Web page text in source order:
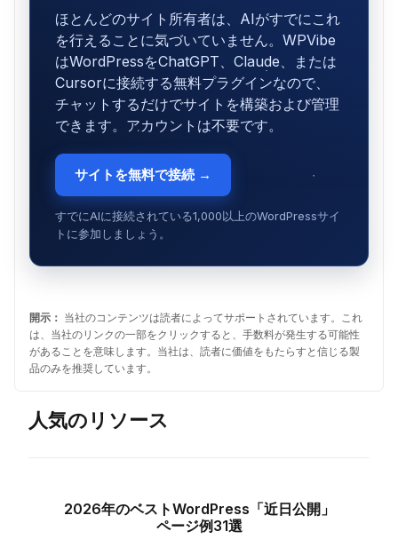
ほとんどのサイト所有者は、AIがすでにこれ
を行えることに気づいていません。WPVibe
はWordPressをChatGPT、Claude、または
Cursorに接続する無料プラグインなので、
チャットするだけでサイトを構築および管理
できます。アカウントは不要です。
サイトを無料で接続 →
すでにAIに接続されている1,000以上のWordPressサイ
トに参加しましょう。
開示： 当社のコンテンツは読者によってサポートされています。これ
は、当社のリンクの一部をクリックすると、手数料が発生する可能性
があることを意味します。当社は、読者に価値をもたらすと信じる製
品のみを推奨しています。
人気のリソース
2026年のベストWordPress「近日公開」
ページ例31選